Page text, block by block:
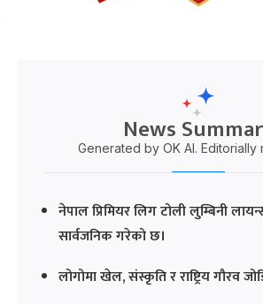
News
Generated by OK AI. Editorially
नेपाल प्रिमियर लिग टोली लुम्बिनी
सार्वजनिक गरेको छ।
लोगोमा खेल, संस्कृति र राष्ट्रिय गौरव